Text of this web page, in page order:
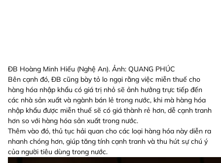
ĐB Hoàng Minh Hiếu (Nghệ An). Ảnh: QUANG PHÚC
Bên cạnh đó, ĐB cũng bày tỏ lo ngại rằng việc miễn thuế cho
hàng hóa nhập khẩu có giá trị nhỏ sẽ ảnh hưởng trực tiếp đến
các nhà sản xuất và ngành bán lẻ trong nước, khi mà hàng hóa
nhập khẩu được miễn thuế sẽ có giá thành rẻ hơn, dễ cạnh tranh
hơn so với hàng hóa sản xuất trong nước.
Thêm vào đó, thủ tục hải quan cho các loại hàng hóa này diễn ra
nhanh chóng hơn, giúp tăng tính cạnh tranh và thu hút sự chú ý
của người tiêu dùng trong nước.